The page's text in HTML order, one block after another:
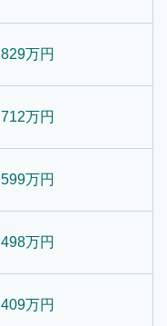
829万円
712万円
599万円
498万円
409万円